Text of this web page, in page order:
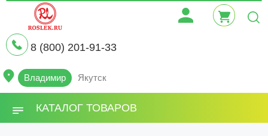
8 (800) 201-91-33
Владимир Якутск
КАТАЛОГ ТОВАРОВ